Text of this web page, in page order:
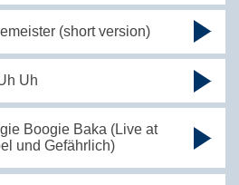
(short version)
Uh
Boogie Baka (Live at
und Gefährlich)